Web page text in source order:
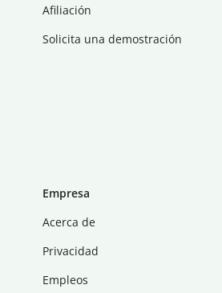
Afiliación
Solicita una demostración
Empresa
Acerca de
Privacidad
Empleos